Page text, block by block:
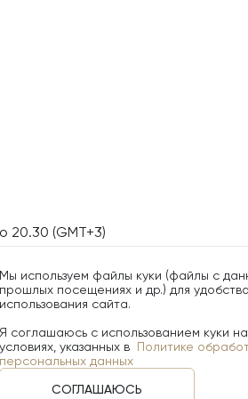
20.30 (GMT+3)
Мы используем файлы куки (файлы с
прошлых посещениях и др.) для удобства
использования сайта.
Я соглашаюсь с использованием куки на
условиях, указанных в Политике
персональных данных
СОГЛАШАЮСЬ